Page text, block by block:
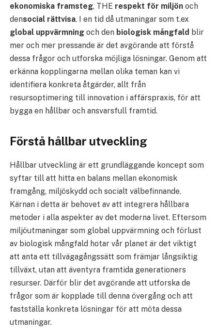
ekonomiska framsteg, THE respekt för miljön och
densocial rättvisa. I en tid då utmaningar som t.ex
global uppvärmning och den biologisk mångfald blir
mer och mer pressande är det avgörande att förstå
dessa frågor och utforska möjliga lösningar. Genom att
erkänna kopplingarna mellan olika teman kan vi
identifiera konkreta åtgärder, allt från
resursoptimering till innovation i affärspraxis, för att
bygga en hållbar och ansvarsfull framtid.
Förstå hållbar utveckling
Hållbar utveckling är ett grundläggande koncept som
syftar till att hitta en balans mellan ekonomisk
framgång, miljöskydd och socialt välbefinnande.
Kärnan i detta är behovet av att integrera hållbara
metoder i alla aspekter av det moderna livet. Eftersom
miljöutmaningar som global uppvärmning och förlust
av biologisk mångfald hotar vår planet är det viktigt
att anta ett tillvägagångssätt som främjar långsiktig
tillväxt, utan att äventyra framtida generationers
resurser. Därför blir det avgörande att utforska de
frågor som är kopplade till denna övergång och att
fastställa konkreta lösningar för att möta dessa
utmaningar.